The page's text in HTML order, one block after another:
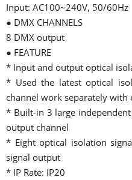
Input: AC100~240V, 50/60Hz
● DMX CHANNELS
8 DMX output
● FEATURE
* Input and output optical
* Used the latest optical
channel work separately with
* Built-in 3 large
output channel
* Eight optical isolation
signal output
* IP Rate: IP20